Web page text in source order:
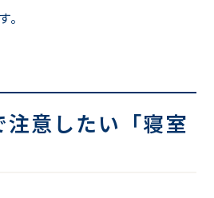
意したい「寝室